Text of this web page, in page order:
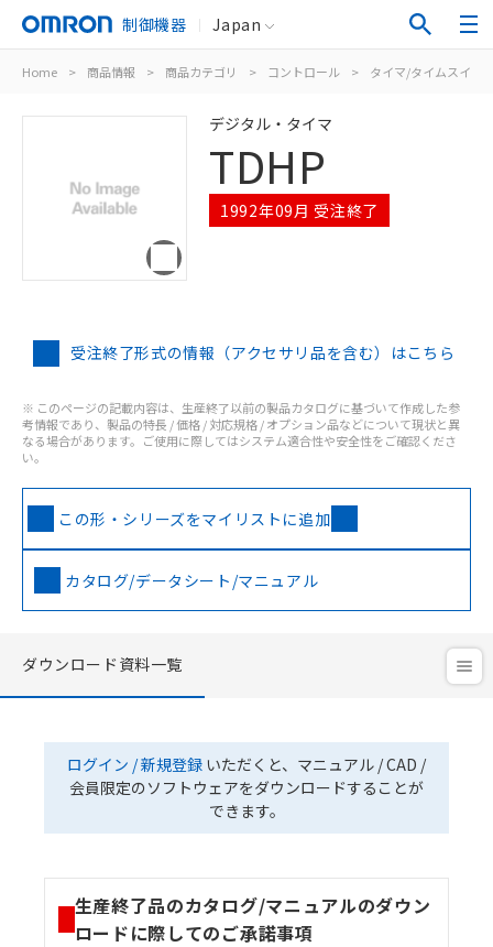
制御機器 Japan
Home > 商品情報 > 商品カテゴリ > コントロール > タイマ/タイムスイッ
デジタル・タイマ
TDHP
1992年09月 受注終了
受注終了形式の情報（アクセサリ品を含む）はこちら
※ このページの記載内容は、生産終了以前の製品カタログに基づいて作成した参
考情報であり、製品の特長 / 価格 / 対応規格 / オプション品などについて現状と異
なる場合があります。ご使用に際してはシステム適合性や安全性をご確認くださ
い。
この形・シリーズをマイリストに追加
カタログ/データシート/マニュアル
ダウンロード資料一覧
ログイン / 新規登録 いただくと、マニュアル / CAD /
会員限定のソフトウェアをダウンロードすることが
できます。
生産終了品のカタログ/マニュアルのダウン
ロードに際してのご承諾事項